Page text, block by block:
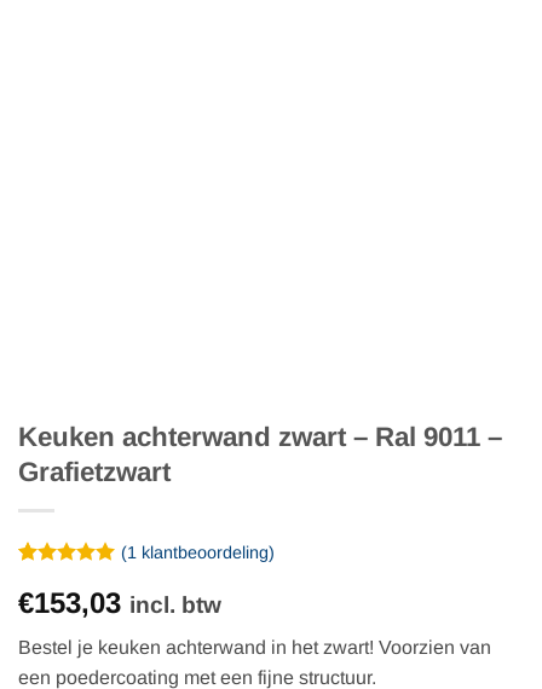
Keuken achterwand zwart – Ral 9011 –
Grafietzwart
5op 5
gebaseerd
op
klantbeoordeling
(1 klantbeoordeling)
€153,03 incl. btw
Bestel je keuken achterwand in het zwart! Voorzien van
een poedercoating met een fijne structuur.